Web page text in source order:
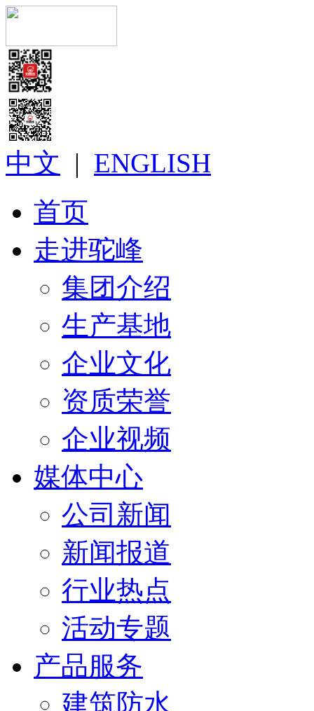
中文 | ENGLISH
首页
走进驼峰
集团介绍
生产基地
企业文化
资质荣誉
企业视频
媒体中心
公司新闻
新闻报道
行业热点
活动专题
产品服务
建筑防水